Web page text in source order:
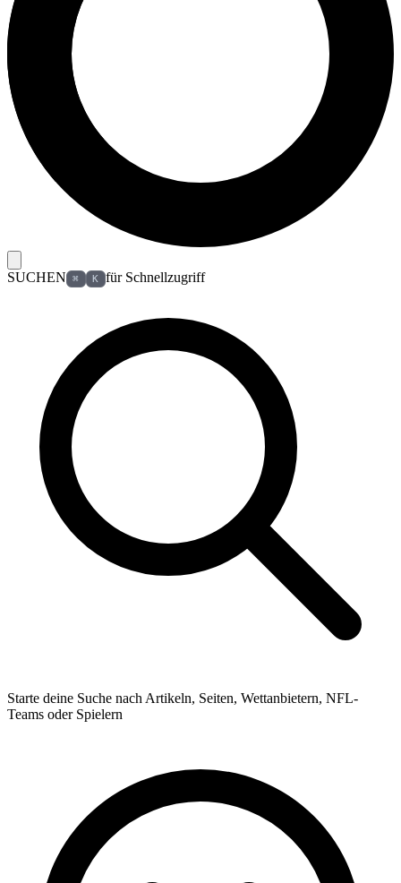
Football Lexikon
SUCHEN ⌘ K für Schnellzugriff
Starte deine Suche nach Artikeln, Seiten, Wettanbietern, NFL-
Teams oder Spielern